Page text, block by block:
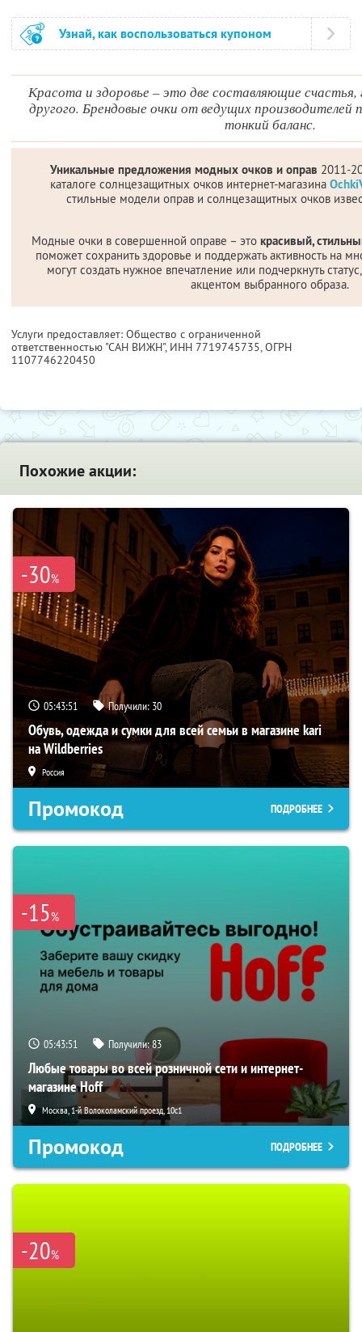
Узнай, как воспользоваться купоном
Красота и здоровье – это две составляющие счастья,
другого. Брендовые очки от ведущих
тонкий баланс.
Уникальные предложения модных очков и оправ 2011-
каталоге солнцезащитных очков интернет-магазина
стильные модели оправ и солнцезащитных очков
Модные очки в совершенной оправе – это красивый,
поможет сохранить здоровье и поддержать активность на
могут создать нужное впечатление или подчеркнуть
акцентом выбранного образа.
Услуги предоставляет: Общество с ограниченной
ответственностью "САН ВИЖН", ИНН 7719745735, ОГРН
1107746220450
Похожие акции:
-30%
05:43:50 Получили: 30
Обувь, одежда и сумки для всей семьи в магазине kari
на Wildberries
Россия
Промокод ПОДРОБНЕЕ
-15%
05:43:50 Получили:83
Любые товары во всей розничной сети и интернет-
магазине Hoff
Москва, 1-й Волоколамский проезд, 10с1
Промокод ПОДРОБНЕЕ
-20%